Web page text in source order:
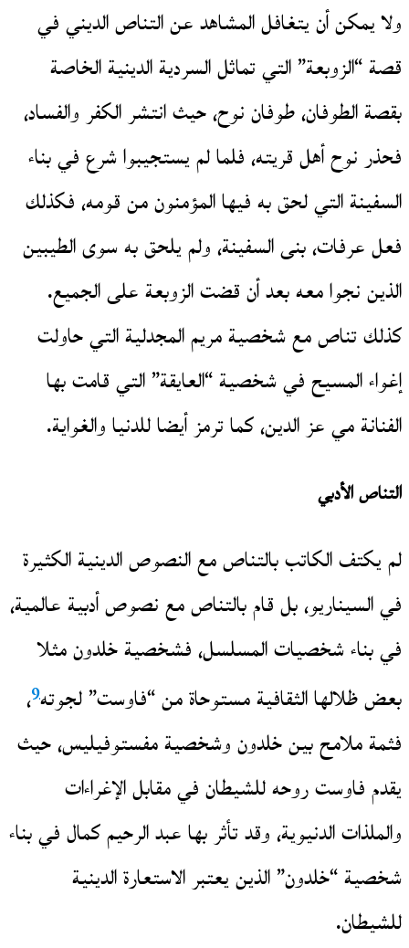
ولا يمكن أن يتغافل المشاهد عن التناص الديني في
قصة “الزوبعة” التي تماثل السردية الدينية الخاصة
بقصة الطوفان، طوفان نوح، حيث انتشر الكفر والفساد،
فحذر نوح أهل قريته، فلما لم يستجيبوا شرع في بناء
السفينة التي لحق به فيها المؤمنون من قومه، فكذلك
فعل عرفات، بنى السفينة، ولم يلحق به سوى الطيبين
الذين نجوا معه بعد أن قضت الزوبعة على الجميع.
كذلك تناص مع شخصية مريم المجدلية التي حاولت
إغواء المسيح في شخصية “العايقة” التي قامت بها
الفنانة مي عز الدين، كما ترمز أيضا للدنيا والغواية.
التناص الأدبي
لم يكتف الكاتب بالتناص مع النصوص الدينية الكثيرة
في السيناريو، بل قام بالتناص مع نصوص أدبية عالمية،
في بناء شخصيات المسلسل، فشخصية خلدون مثلا
بعض ظلالها الثقافية مستوحاة من “فاوست” لجوته9،
فثمة ملامح بين خلدون وشخصية مفستوفيليس، حيث
يقدم فاوست روحه للشيطان في مقابل الإغراءات
والملذات الدنيوية، وقد تأثر بها عبد الرحيم كمال في بناء
شخصية “خلدون” الذين يعتبر الاستعارة الدينية
للشيطان.